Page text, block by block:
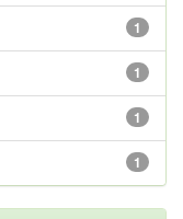
1
1
1
1